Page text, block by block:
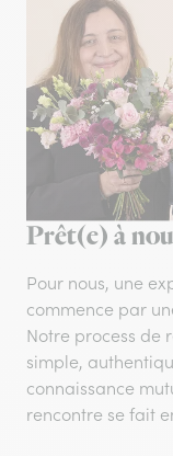
Prêt(e) à
Pour nous, une
commence par
Notre process de
simple,
connaissance
rencontre se fait